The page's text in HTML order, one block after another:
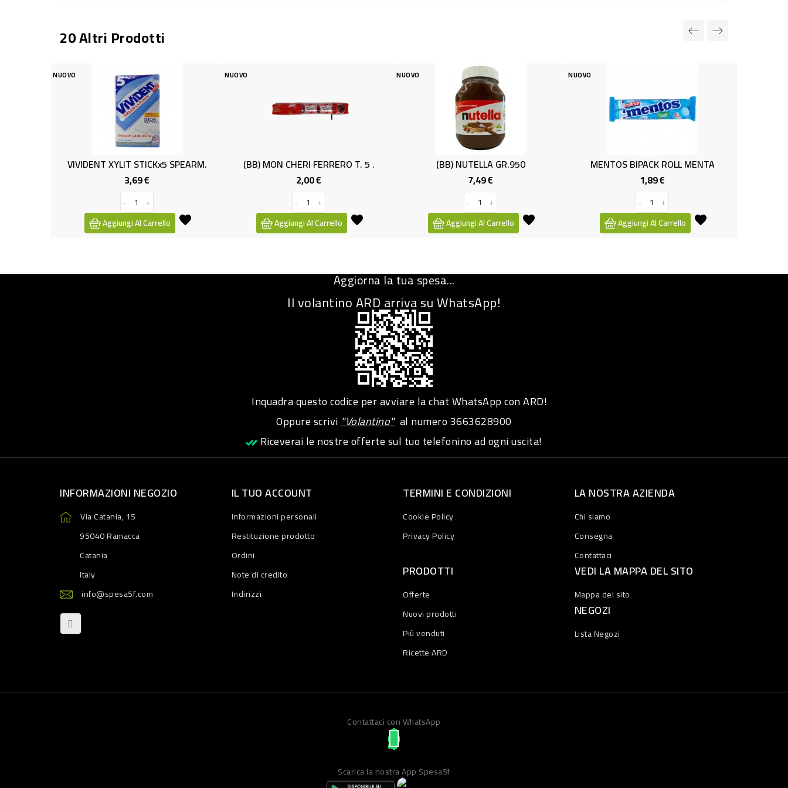
20 Altri Prodotti
NUOVO
VIVIDENT XYLIT STICKx5 SPEARM.
3,69 €
-
+
Aggiungi Al Carrello
NUOVO
(BB) MON CHERI FERRERO T. 5 .
2,00 €
-
+
Aggiungi Al Carrello
NUOVO
(BB) NUTELLA GR.950
7,49 €
-
+
Aggiungi Al Carrello
NUOVO
MENTOS BIPACK ROLL MENTA
1,89 €
-
+
Aggiungi Al Carrello
Aggiorna la tua spesa...
Il volantino ARD arriva su WhatsApp!
Inquadra questo codice per avviare la chat WhatsApp con ARD!
Oppure scrivi"Volantino"al numero3663628900
Riceverai le nostre offerte sul tuo telefonino ad ogni uscita!
INFORMAZIONI NEGOZIO
Via Catania, 15
95040 Ramacca
Catania
Italy
info@spesa5f.com
IL TUO ACCOUNT
Informazioni personali
Restituzione prodotto
Ordini
Note di credito
Indirizzi
TERMINI E CONDIZIONI
Cookie Policy
Privacy Policy
LA NOSTRA AZIENDA
Chi siamo
Consegna
Contattaci
PRODOTTI
Offerte
Nuovi prodotti
Più venduti
Ricette ARD
VEDI LA MAPPA DEL SITO
Mappa del sito
NEGOZI
Lista Negozi
Contattaci con WhatsApp
Scarica la nostra App Spesa5f